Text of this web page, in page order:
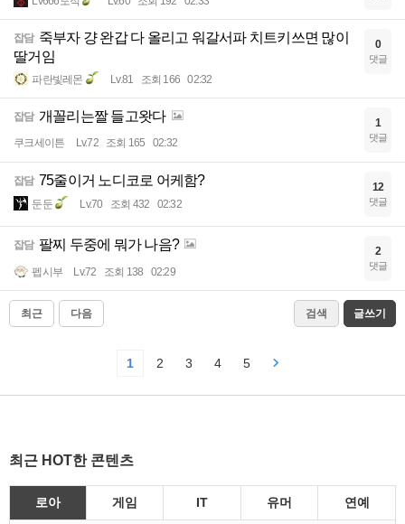
잡담 죽부자 걍 완갑 다 올리고 워갈서파 치트키쓰면 많이
딸거임
파란빛레몬 Lv.81 조회 166 02:32
0
댓글
잡담 개꼴리는짤 들고왓다
쿠크세이튼 Lv.72 조회 165 02:32
1
댓글
잡담 75줄이거 노디코로 어케함?
둔둔 Lv.70 조회 432 02:32
12
댓글
잡담 팔찌 두중에 뭐가 나음?
펩시부 Lv.72 조회 138 02:29
2
댓글
최근 다음 검색 글쓰기
1 2 3 4 5
최근 HOT한 콘텐츠
로아 게임 IT 유머 연예